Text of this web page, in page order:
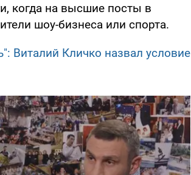
когда на высшие посты в
шоу-бизнеса или спорта.
Виталий Кличко назвал условие